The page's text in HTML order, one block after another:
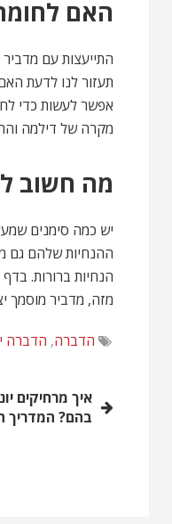
האם
התייעצות עם
תעזור לנו לדעת
אפשר לעשות כדי
מקרה של דילמה
מה חשוב
יש כמה סימנים
ההנחיות שלהם גם
הנחיות ברורות.
מזה, מדביר מוסמך
הדברה, הדברה
ניווט
איך מרחיקים
בהם? המדריך